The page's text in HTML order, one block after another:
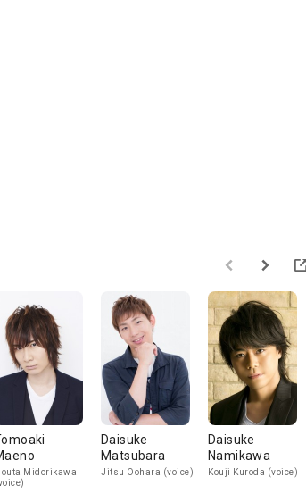
Midorikawa
Daisuke
Matsubara
Jitsu Oohara (voice)
Daisuke
Namikawa
Kouji Kuroda (voice)